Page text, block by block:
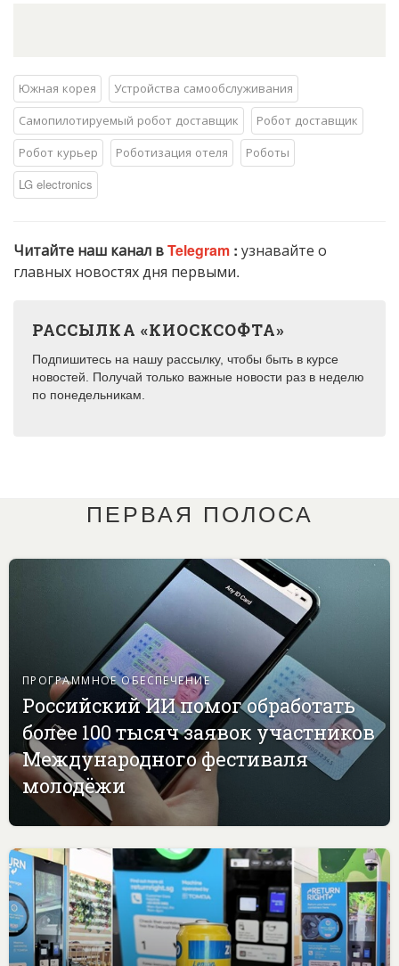
Южная корея
Устройства самообслуживания
Самопилотируемый робот доставщик
Робот доставщик
Робот курьер
Роботизация отеля
Роботы
LG electronics
Читайте наш канал вTelegram : узнавайте о
главных новостях дня первыми.
РАССЫЛКА «КИОСКСОФТА»
Подпишитесь на нашу рассылку, чтобы быть в курсе
новостей. Получай только важные новости раз в неделю
по понедельникам.
ПЕРВАЯ ПОЛОСА
ПРОГРАММНОЕ ОБЕСПЕЧЕНИЕ
Российский ИИ помог обработать
более 100 тысяч заявок участников
Международного фестиваля
молодёжи